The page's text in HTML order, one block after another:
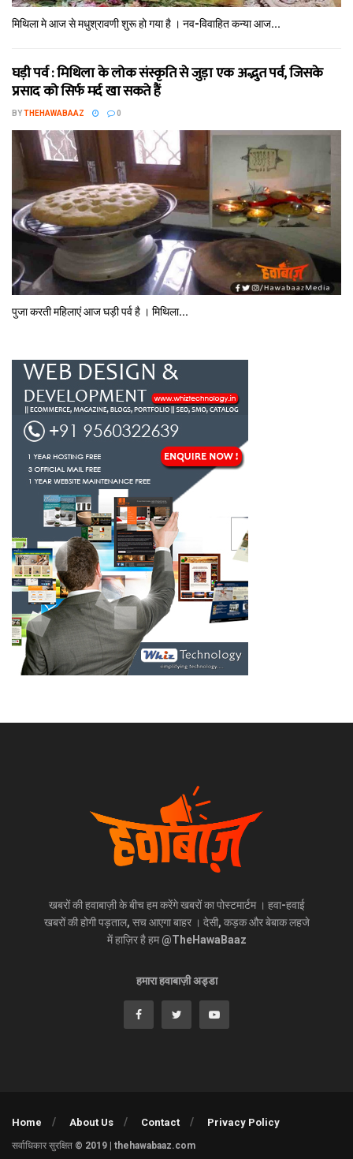
मिथि‍ला मे आज से मधुश्रावणी शुरू हो गया है । नव-विवाहित कन्‍या आज...
घड़ी पर्व : मिथि‍ला के लोक संस्कृति से जुड़ा एक अद्भुत पर्व, जिसके
प्रसाद को सिर्फ मर्द खा सकते हैं
BYTHEHAWABAAZ 0
पुजा करती महिलाएं आज घड़ी पर्व है । मिथि‍ला...
खबरों की हवाबाज़ी के बीच हम करेंगे खबरों का पोस्टमार्टम । हवा-हवाई
खबरों की होगी पड़ताल, सच आएगा बाहर । देसी, कड़क और बेबाक लहजे
में हाज़िर है हम @TheHawaBaaz
हमारा हवाबाज़ी अड्डा
Home About Us Contact Privacy Policy
सर्वाधिकार सुरक्षित © 2019 | thehawabaaz.com